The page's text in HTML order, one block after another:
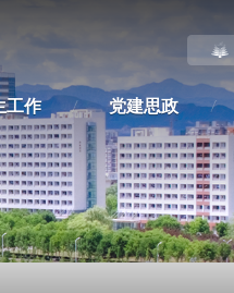
工作 党建思政